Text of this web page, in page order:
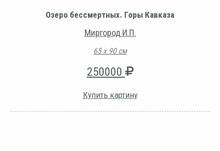
Озеро бессмертных. Горы Кавказа
Миргород И.П.
65 х 90 см
250000
Купить картину